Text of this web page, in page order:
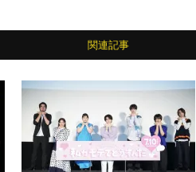
関連記事